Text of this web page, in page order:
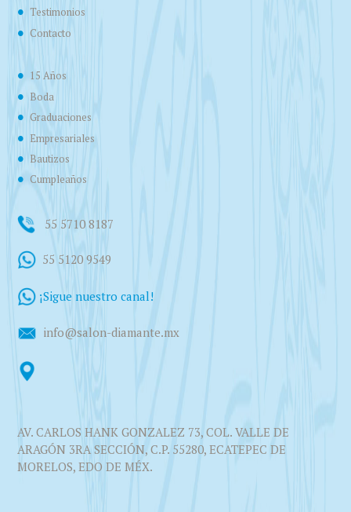
Testimonios
Contacto
15 Años
Boda
Graduaciones
Empresariales
Bautizos
Cumpleaños
55 5710 8187
55 5120 9549
¡Sigue nuestro canal!
info@salon-diamante.mx
AV. CARLOS HANK GONZALEZ 73, COL. VALLE DE
ARAGÓN 3RA SECCIÓN, C.P. 55280, ECATEPEC DE
MORELOS, EDO DE MÉX.